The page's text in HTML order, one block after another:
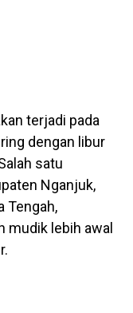
terjadi pada
dengan libur
satu
Nganjuk,
Tengah,
mudik lebih awal